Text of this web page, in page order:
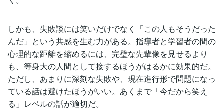
しかも、失敗談には笑いだけでなく「この人もそうだった
んだ」という共感を生む力がある。指導者と学習者の間の
心理的な距離を縮めるには、完璧な先輩像を見せるより
も、等身大の人間として接するほうがはるかに効果的だ。
ただし、あまりに深刻な失敗や、現在進行形で問題になっ
ている話は避けたほうがいい。あくまで「今だから笑え
る」レベルの話が適切だ。